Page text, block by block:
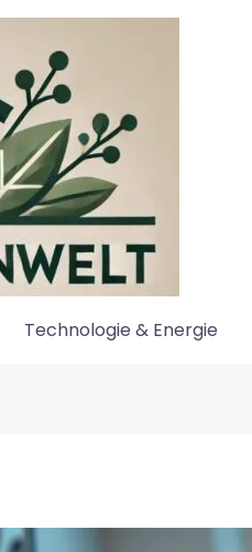
Technologie & Energie